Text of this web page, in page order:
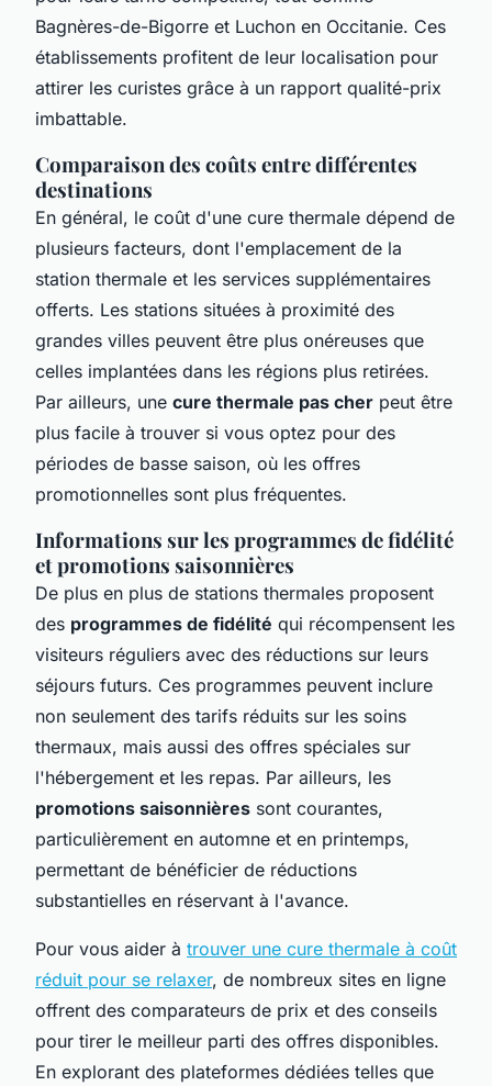
Bagnères-de-Bigorre et Luchon en Occitanie. Ces
établissements profitent de leur localisation pour
attirer les curistes grâce à un rapport qualité-prix
imbattable.
Comparaison des coûts entre différentes
destinations
En général, le coût d'une cure thermale dépend de
plusieurs facteurs, dont l'emplacement de la
station thermale et les services supplémentaires
offerts. Les stations situées à proximité des
grandes villes peuvent être plus onéreuses que
celles implantées dans les régions plus retirées.
Par ailleurs, une cure thermale pas cher peut être
plus facile à trouver si vous optez pour des
périodes de basse saison, où les offres
promotionnelles sont plus fréquentes.
Informations sur les programmes de fidélité
et promotions saisonnières
De plus en plus de stations thermales proposent
des programmes de fidélité qui récompensent les
visiteurs réguliers avec des réductions sur leurs
séjours futurs. Ces programmes peuvent inclure
non seulement des tarifs réduits sur les soins
thermaux, mais aussi des offres spéciales sur
l'hébergement et les repas. Par ailleurs, les
promotions saisonnières sont courantes,
particulièrement en automne et en printemps,
permettant de bénéficier de réductions
substantielles en réservant à l'avance.
Pour vous aider à trouver une cure thermale à coût
réduit pour se relaxer, de nombreux sites en ligne
offrent des comparateurs de prix et des conseils
pour tirer le meilleur parti des offres disponibles.
En explorant des plateformes dédiées telles que